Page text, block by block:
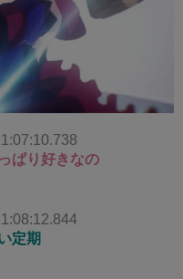
ぱり好きなの
定期